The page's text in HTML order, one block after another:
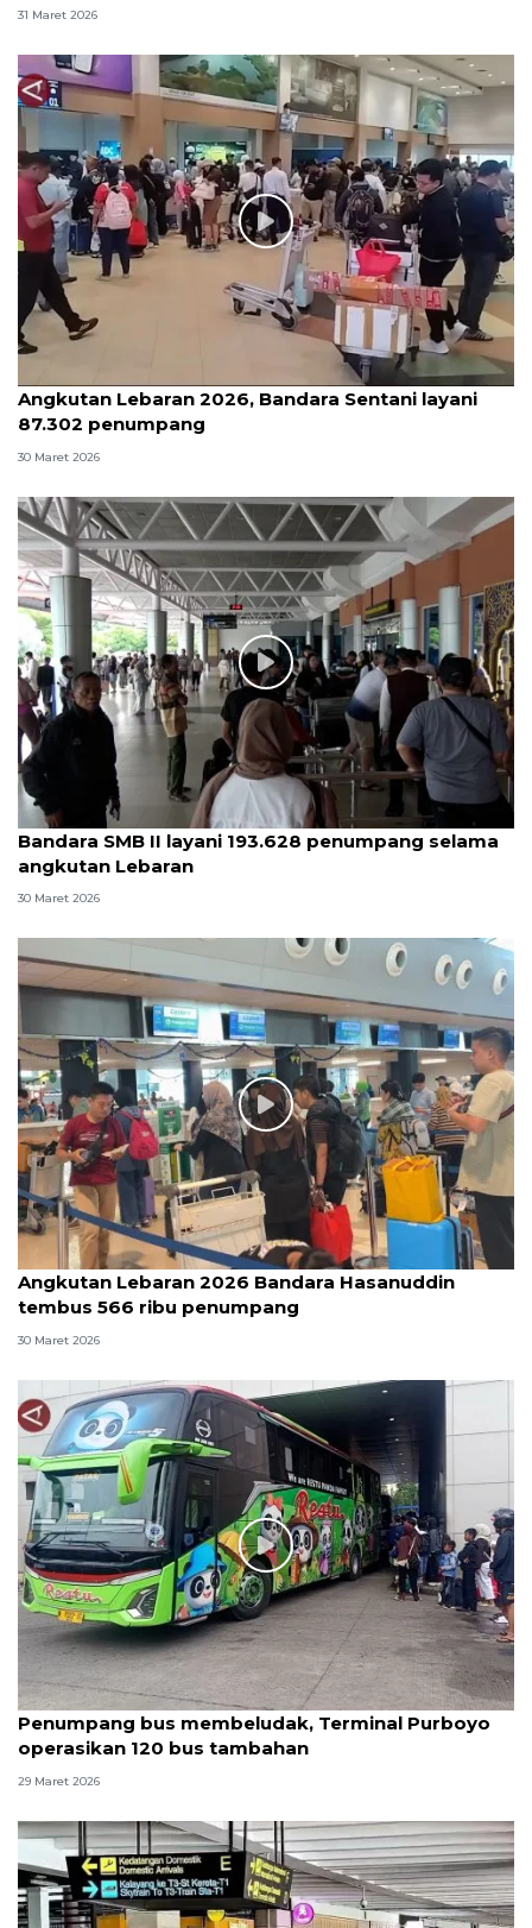
31 Maret 2026
Angkutan Lebaran 2026, Bandara Sentani layani
87.302 penumpang
30 Maret 2026
Bandara SMB II layani 193.628 penumpang selama
angkutan Lebaran
30 Maret 2026
Angkutan Lebaran 2026 Bandara Hasanuddin
tembus 566 ribu penumpang
30 Maret 2026
Penumpang bus membeludak, Terminal Purboyo
operasikan 120 bus tambahan
29 Maret 2026